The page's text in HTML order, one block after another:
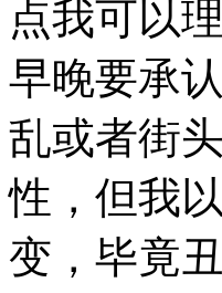
点我可以
早晚要承
乱或者街
性，但我
变，毕竟